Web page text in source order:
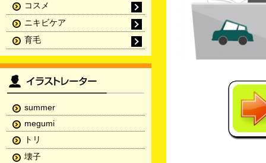
コスメ
ニキビケア
育毛
summer
megumi
トリ
壊子